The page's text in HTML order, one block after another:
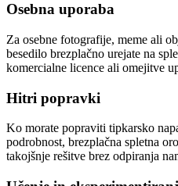
Osebna uporaba
Za osebne fotografije, meme ali
besedilo brezplačno urejate na
komercialne licence ali omejitve
Hitri popravki
Ko morate popraviti tipkarsko
podrobnost, brezplačna spletna
takojšnje rešitve brez odpiranja